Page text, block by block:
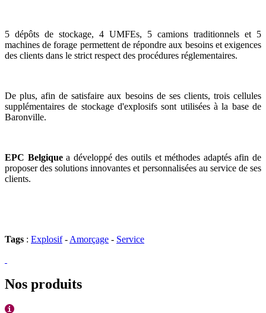
5 dépôts de stockage, 4 UMFEs, 5 camions traditionnels et 5
machines de forage permettent de répondre aux besoins et exigences
des clients dans le strict respect des procédures réglementaires.
De plus, afin de satisfaire aux besoins de ses clients, trois cellules
supplémentaires de stockage d'explosifs sont utilisées à la base de
Baronville.
EPC Belgiquea développé des outils et méthodes adaptés afin de
proposer des solutions innovantes et personnalisées au service de ses
clients.
Tags : Explosif- Amorçage - Service
Nos produits